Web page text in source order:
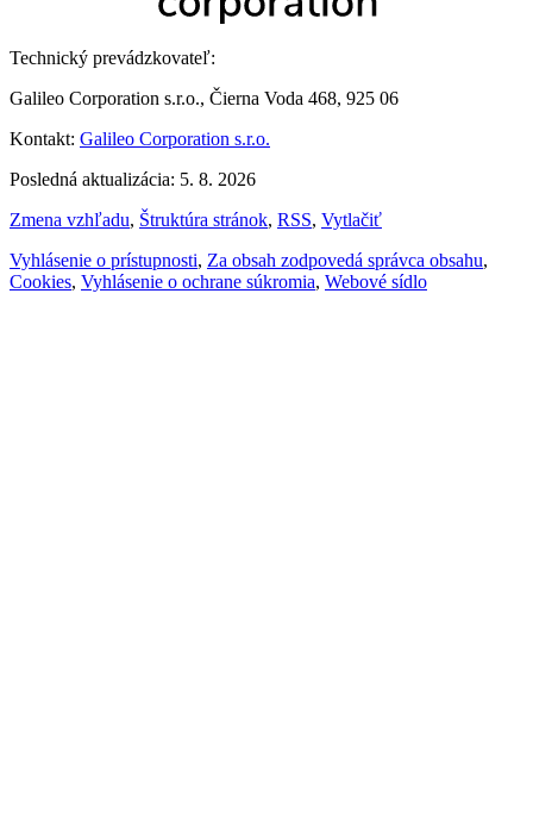
Technický prevádzkovateľ:
Galileo Corporation s.r.o., Čierna Voda 468, 925 06
Kontakt: Galileo Corporation s.r.o.
Posledná aktualizácia: 5. 8. 2026
Zmena vzhľadu, Štruktúra stránok, RSS, Vytlačiť
Vyhlásenie o prístupnosti, Za obsah zodpovedá správca obsahu,
Cookies, Vyhlásenie o ochrane súkromia, Webové sídlo